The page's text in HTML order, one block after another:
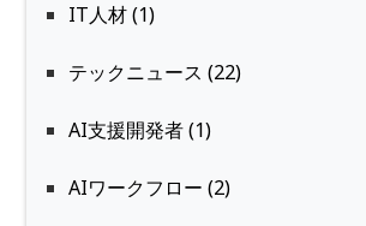
IT人材 (1)
テックニュース (22)
AI支援開発者 (1)
AIワークフロー (2)